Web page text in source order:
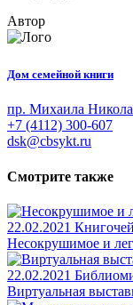
Автор
Дом семейной книги
пр. Михаила
+7 (4112) 300-607
dsk@cbsykt.ru
Смотрите также
22.02.2021 Книгочей
Несокрушимое и
22.02.2021
Виртуальная